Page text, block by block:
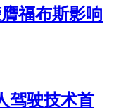
福布斯影响
驾驶技术首